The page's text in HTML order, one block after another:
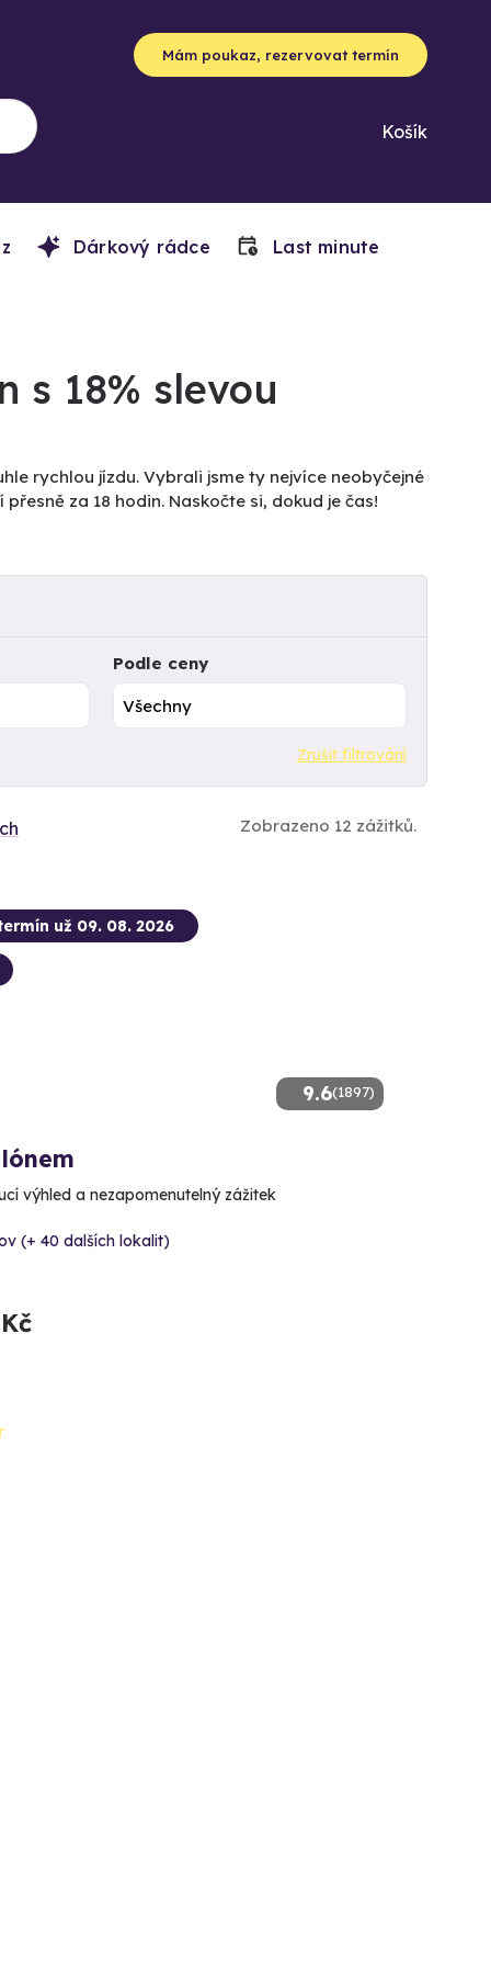
Mám poukaz, rezervovat termín
Košík
Dárkový rádce Last minute
s 18% slevou
rychlou jízdu. Vybrali jsme ty nejvíce neobyčejné
za 18 hodin. Naskočte si, dokud je čas!
Podle ceny
Zrušit filtrování
Zobrazeno 12 zážitků.
9.6(1897)
už 09. 08. 2026
výhled a nezapomenutelný zážitek
(+ 40 dalších lokalit)